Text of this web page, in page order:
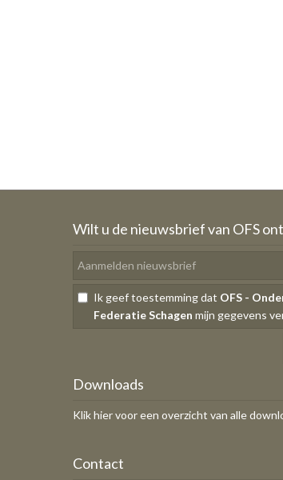
Wilt u de nieuwsbrief van OFS
Ik geef toestemming dat OFS -
Federatie Schagen mijn gegevens
Downloads
Klik hier voor een overzicht van alle
Contact